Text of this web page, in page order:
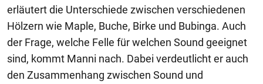
erläutert die Unterschiede zwischen verschiedenen
Hölzern wie Maple, Buche, Birke und Bubinga. Auch
der Frage, welche Felle für welchen Sound geeignet
sind, kommt Manni nach. Dabei verdeutlicht er auch
den Zusammenhang zwischen Sound und